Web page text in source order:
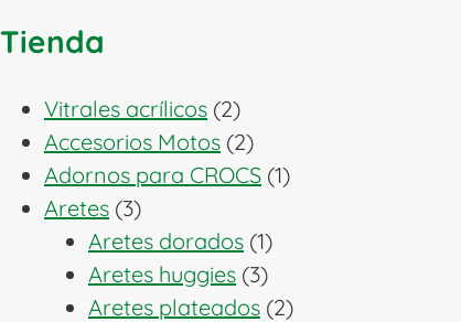
Tienda
Vitrales acrílicos 22
productos
Accesorios Motos 22
productos
Adornos para CROCS 11
Aretes 33
productos
Aretes dorados 11
producto
Aretes huggies 33
productos
Aretes plateados 22